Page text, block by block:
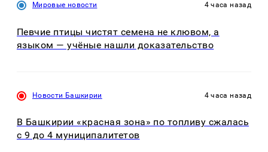
Мировые новости 4 часа назад
Певчие птицы чистят семена не клювом, а
языком — учёные нашли доказательство
Новости Башкирии 4 часа назад
В Башкирии «красная зона» по топливу сжалась
с 9 до 4 муниципалитетов